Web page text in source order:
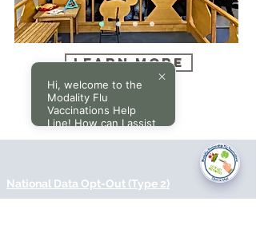
Learn More
National Data Opt-Out (Type 2)
Hi, welcome to the
Modality Flu
Vaccinations Help
Line! How can I assist